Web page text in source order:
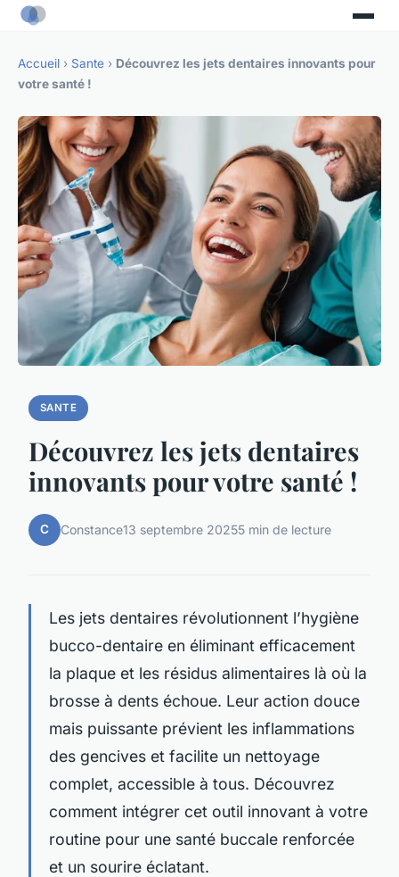
Accueil › Sante › Découvrez les jets dentaires innovants pour
votre santé !
SANTE
Découvrez les jets dentaires
innovants pour votre santé !
C Constance13 septembre 20255 min de lecture
Les jets dentaires révolutionnent l’hygiène
bucco-dentaire en éliminant efficacement
la plaque et les résidus alimentaires là où la
brosse à dents échoue. Leur action douce
mais puissante prévient les inflammations
des gencives et facilite un nettoyage
complet, accessible à tous. Découvrez
comment intégrer cet outil innovant à votre
routine pour une santé buccale renforcée
et un sourire éclatant.